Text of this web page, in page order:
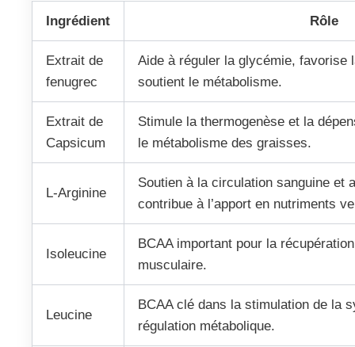
Ingrédient Rôle
Extrait de
fenugrec
Aide à réguler la glycémie, favorise
soutient le métabolisme.
Extrait de
Capsicum
Stimule la thermogenèse et la
le métabolisme des graisses.
L-Arginine
Soutien à la circulation sanguine et
contribue à l’apport en nutriments
Isoleucine
BCAA important pour la
musculaire.
Leucine
BCAA clé dans la stimulation de la
régulation métabolique.